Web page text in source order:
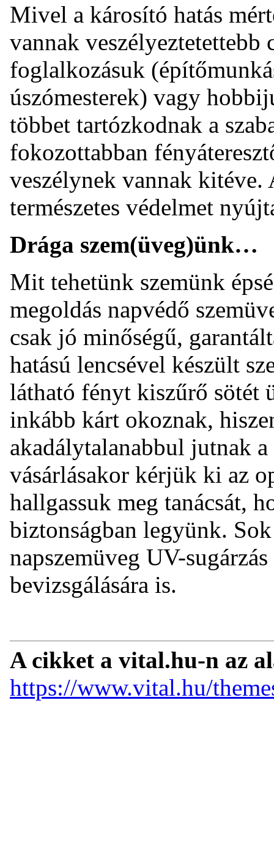
Mivel a károsító hatás
vannak
foglalkozásuk
úszómesterek) vagy
többet tartózkodnak a
fokozottabban
veszélynek vannak
természetes védelmet
Drága szem(üveg)ünk…
Mit tehetünk szemünk
megoldás napvédő
csak jó minőségű,
hatású lencsével készült
látható fényt kiszűrő sötét
inkább kárt okoznak,
akadálytalanabbul jutnak a
vásárlásakor kérjük ki az
hallgassuk meg tanácsát,
biztonságban legyünk.
napszemüveg UV-
bevizsgálására is.
A cikket a vital.hu-n az
https://www.vital.hu/